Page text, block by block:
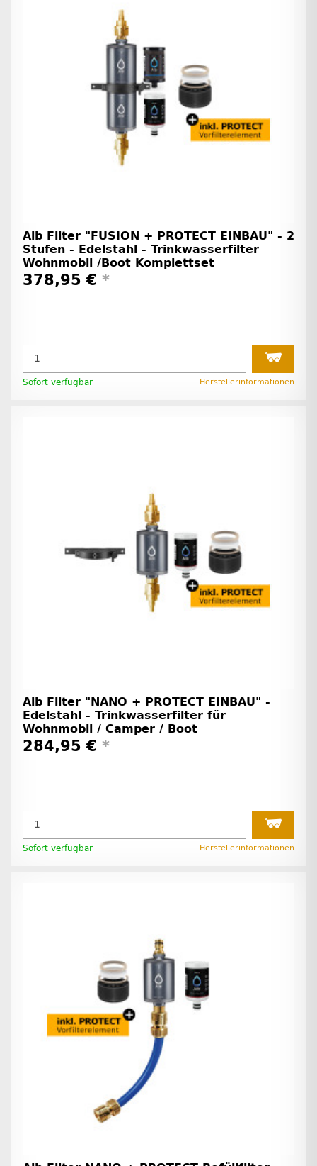
Alb Filter "FUSION + PROTECT EINBAU" - 2
Stufen - Edelstahl - Trinkwasserfilter
Wohnmobil /Boot Komplettset
378,95 € *
Sofort verfügbar Herstellerinformationen
Alb Filter "NANO + PROTECT EINBAU" -
Edelstahl - Trinkwasserfilter für
Wohnmobil / Camper / Boot
284,95 € *
Sofort verfügbar Herstellerinformationen